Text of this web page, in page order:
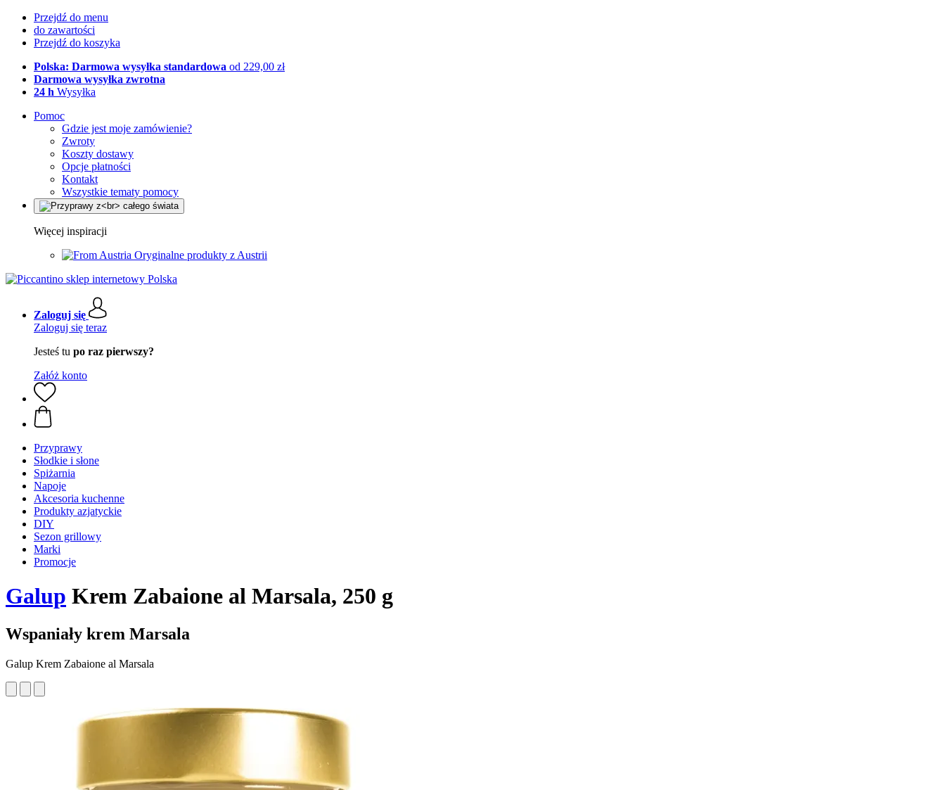
Przejdź do menu
do zawartości
Przejdź do koszyka
Polska: Darmowa wysyłka standardowa od 229,00 zł
Darmowa wysyłka zwrotna
24 h Wysyłka
Pomoc
Gdzie jest moje zamówienie?
Zwroty
Koszty dostawy
Opcje płatności
Kontakt
Wszystkie tematy pomocy
Więcej inspiracji
Oryginalne produkty z Austrii
Zaloguj się
Zaloguj się teraz
Jesteś tu po raz pierwszy?
Załóż konto
Przyprawy
Słodkie i słone
Spiżarnia
Napoje
Akcesoria kuchenne
Produkty azjatyckie
DIY
Sezon grillowy
Marki
Promocje
Galup Krem Zabaione al Marsala, 250 g
Wspaniały krem Marsala
Galup Krem Zabaione al Marsala